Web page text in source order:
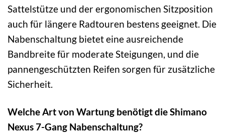
Sattelstütze und der ergonomischen Sitzposition
auch für längere Radtouren bestens geeignet. Die
Nabenschaltung bietet eine ausreichende
Bandbreite für moderate Steigungen, und die
pannengeschützten Reifen sorgen für zusätzliche
Sicherheit.
Welche Art von Wartung benötigt die Shimano
Nexus 7-Gang Nabenschaltung?